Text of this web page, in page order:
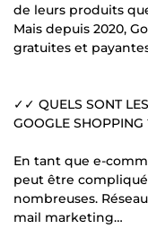
de leurs produits
Mais depuis 2020,
gratuites et
✓✓ QUELS SONT
GOOGLE SHOPPING
En tant que e-
peut être
nombreuses.
mail marketing…